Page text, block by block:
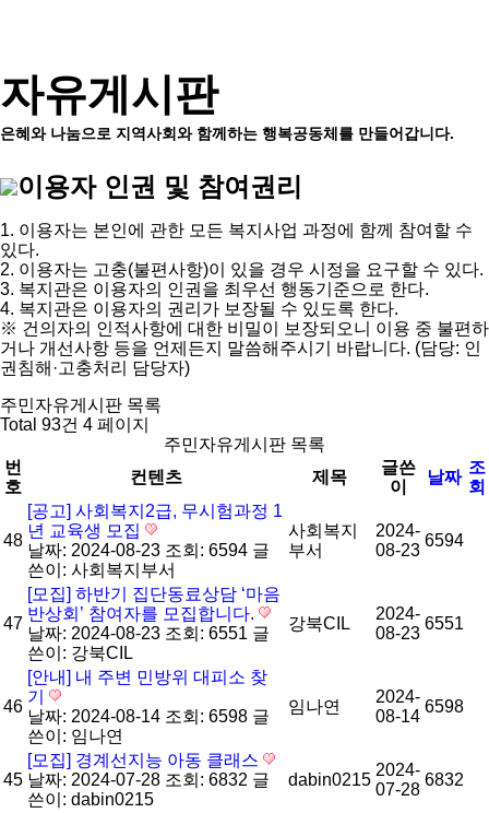
자유게시판
은혜와 나눔으로 지역사회와 함께하는 행복공동체를 만들어갑니다.
이용자 인권 및 참여권리
1. 이용자는 본인에 관한 모든 복지사업 과정에 함께 참여할 수
있다.
2. 이용자는 고충(불편사항)이 있을 경우 시정을 요구할 수 있다.
3. 복지관은 이용자의 인권을 최우선 행동기준으로 한다.
4. 복지관은 이용자의 권리가 보장될 수 있도록 한다.
※ 건의자의 인적사항에 대한 비밀이 보장되오니 이용 중 불편하
거나 개선사항 등을 언제든지 말씀해주시기 바랍니다. (담당: 인
권침해·고충처리 담당자)
주민자유게시판 목록
Total 93건 4 페이지
주민자유게시판 목록
번
호
컨텐츠 제목
글쓴
이
날짜
조
회
48
[공고] 사회복지2급, 무시험과정 1
년 교육생 모집
날짜: 2024-08-23 조회: 6594 글
쓴이: 사회복지부서
사회복지
부서
2024-
08-23
6594
47
[모집] 하반기 집단동료상담 ‘마음
반상회’ 참여자를 모집합니다.
날짜: 2024-08-23 조회: 6551 글
쓴이: 강북CIL
강북CIL
2024-
08-23
6551
46
[안내] 내 주변 민방위 대피소 찾
기
날짜: 2024-08-14 조회: 6598 글
쓴이: 임나연
임나연
2024-
08-14
6598
45
[모집] 경계선지능 아동 클래스
날짜: 2024-07-28 조회: 6832 글
쓴이: dabin0215
dabin0215
2024-
07-28
6832